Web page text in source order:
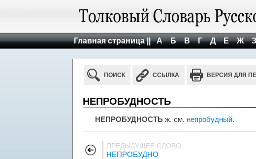
Главная страница || А Б В Г Д Е Ж
ПОИСК ССЫЛКА ВЕРСИЯ ДЛЯ
НЕПРОБУДНОСТЬ
НЕПРОБУДНОСТЬ ж. см. непробудный.
ПРЕДЫДУЩЕЕ СЛОВО
НЕПРОБУДНО